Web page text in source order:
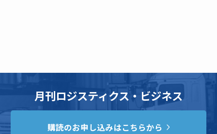
月刊ロジスティクス・ビジネス
購読のお申し込みはこちらから